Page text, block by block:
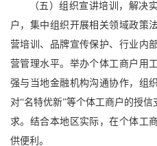
（五）组织宣讲培训，解决
户，集中组织开展相关领域政策
营培训、品牌宣传保护、行业内
营管理水平。举办个体工商户用
强与当地金融机构沟通协作，组
对“名特优新”等个体工商户的授
求。结合本地区实际，在个体工
供便利。